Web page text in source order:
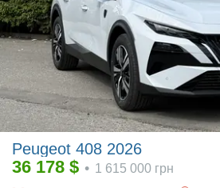
Peugeot 408 2026
36 178 $ • 1 615 000 грн